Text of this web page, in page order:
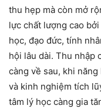
thu hẹp mà còn mở
lực chất lượng cao
học, đạo đức, tính
hội lâu dài. Thu nhập
càng về sau, khi
và kinh nghiệm tích
tâm lý học càng gia